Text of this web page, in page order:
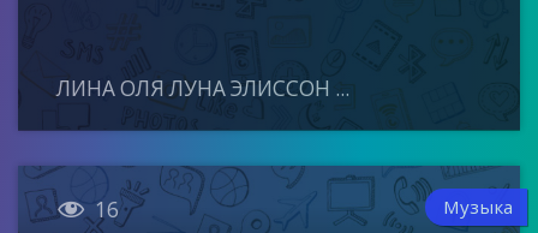
ЛИНА ОЛЯ ЛУНА ЭЛИССОН ...
 16 Музыка